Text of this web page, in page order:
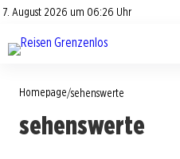
7. August 2026 um 06:26 Uhr
Datenschutz
Road Trips
Reisetipps
Homepage/sehenswerte
sehenswerte